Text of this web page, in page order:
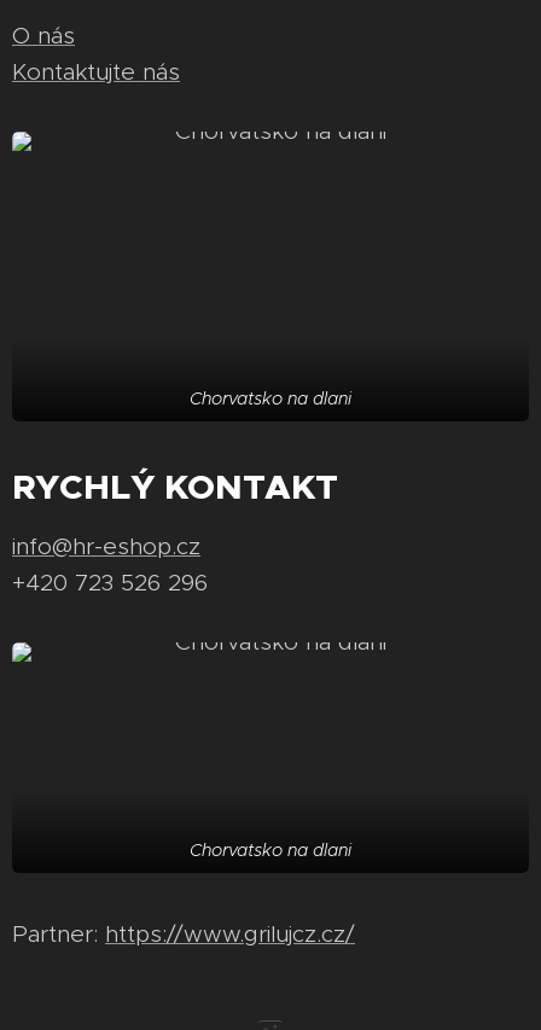
O nás
Kontaktujte nás
Chorvatsko na dlani
RYCHLÝ KONTAKT
info@hr-eshop.cz
+420 723 526 296
Chorvatsko na dlani
Partner: https://www.grilujcz.cz/